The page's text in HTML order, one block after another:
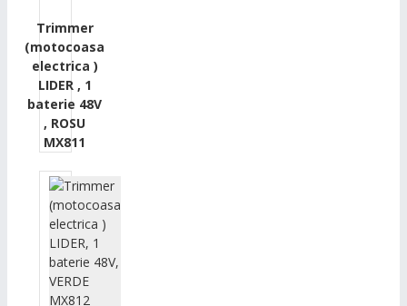
Trimmer
(motocoasa
electrica )
LIDER , 1
baterie 48V
, ROSU
MX811